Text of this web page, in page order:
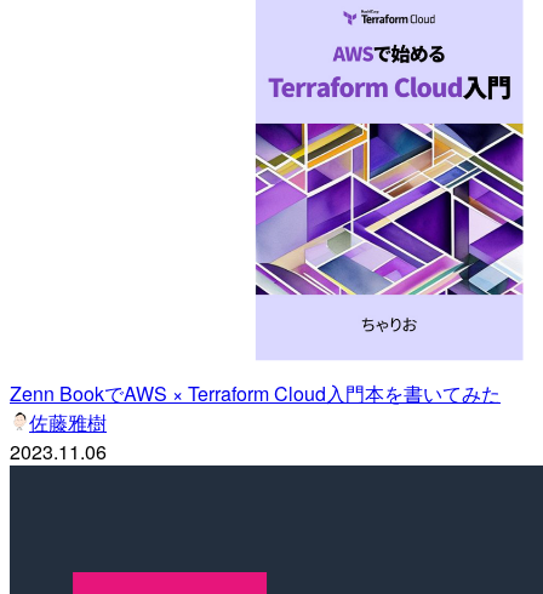
Zenn BookでAWS × Terraform Cloud入門本を書いてみた
佐藤雅樹
2023.11.06